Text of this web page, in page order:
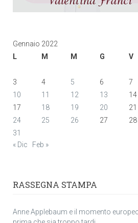
Gennaio 2022
L
M M G V
3
4 5 6 7
10
11 12 13 14
17
18 19 20 21
24
25 26 27 28
31
« Dic
Feb »
RASSEGNA STAMPA
Anne Applebaum e il momento